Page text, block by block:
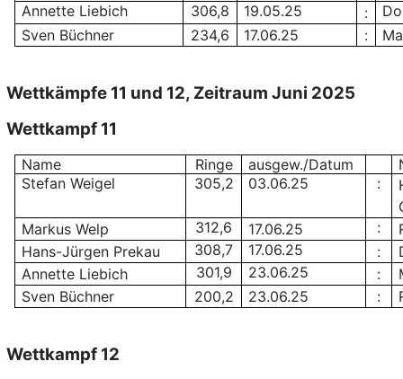
Annette Liebich
306,8 19.05.25 :
Sven Büchner
234,6 17.06.25 :
Wettkämpfe 11 und 12, Zeitraum Juni 2025
Wettkampf 11
Name Ringe ausgew./Datum
Stefan Weigel
305,2 03.06.25 :
Markus Welp
312,6 17.06.25 :
Hans-Jürgen Prekau
308,7 17.06.25 :
Annette Liebich
301,9 23.06.25 :
Sven Büchner
200,2 23.06.25 :
Wettkampf 12